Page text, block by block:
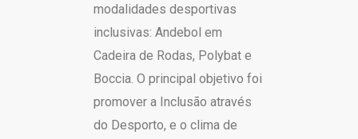
modalidades desportivas
inclusivas: Andebol em
Cadeira de Rodas, Polybat e
Boccia. O principal objetivo foi
promover a Inclusão através
do Desporto, e o clima de